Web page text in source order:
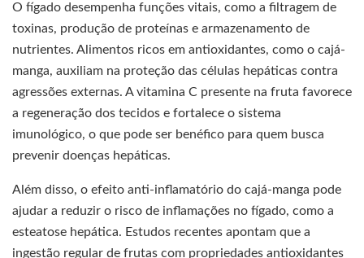
O fígado desempenha funções vitais, como a filtragem de
toxinas, produção de proteínas e armazenamento de
nutrientes. Alimentos ricos em antioxidantes, como o cajá-
manga, auxiliam na proteção das células hepáticas contra
agressões externas. A vitamina C presente na fruta favorece
a regeneração dos tecidos e fortalece o sistema
imunológico, o que pode ser benéfico para quem busca
prevenir doenças hepáticas.
Além disso, o efeito anti-inflamatório do cajá-manga pode
ajudar a reduzir o risco de inflamações no fígado, como a
esteatose hepática. Estudos recentes apontam que a
ingestão regular de frutas com propriedades antioxidantes